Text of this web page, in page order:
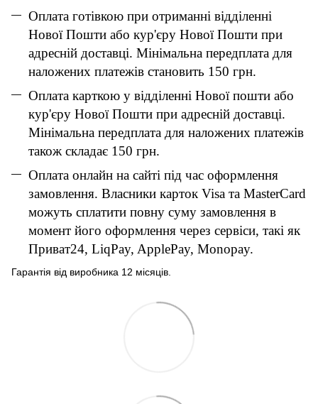
Оплата готівкою при отриманні відділенні
Нової Пошти або кур'єру Нової Пошти при
адресній доставці. Мінімальна передплата для
наложених платежів становить 150 грн.
Оплата карткою у відділенні Нової пошти або
кур'єру Нової Пошти при адресній доставці.
Мінімальна передплата для наложених платежів
також складає 150 грн.
Оплата онлайн на сайті під час оформлення
замовлення. Власники карток Visa та MasterCard
можуть сплатити повну суму замовлення в
момент його оформлення через сервіси, такі як
Приват24, LiqPay, ApplePay, Monopay.
Гарантія від виробника 12 місяців.